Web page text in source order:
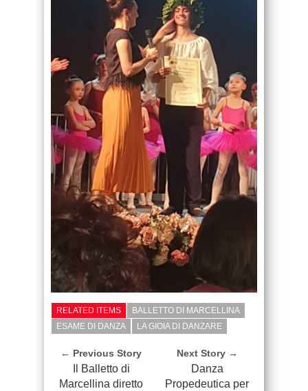
RELATED ITEMS
BALLETTO DI MARCELLINA
ESAME DI DANZA
LA GIOIA DI DANZARE
← Previous Story
Il Balletto di
Marcellina diretto
Next Story →
Danza
Propedeutica per